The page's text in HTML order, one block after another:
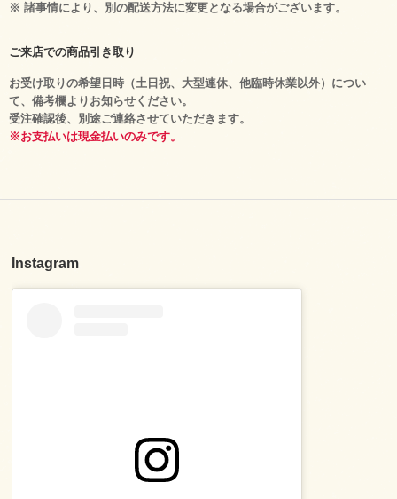
※ 諸事情により、別の配送方法に変更となる場合がございます。
ご来店での商品引き取り
お受け取りの希望日時（土日祝、大型連休、他臨時休業以外）につい
て、備考欄よりお知らせください。
受注確認後、別途ご連絡させていただきます。
※お支払いは現金払いのみです。
Instagram